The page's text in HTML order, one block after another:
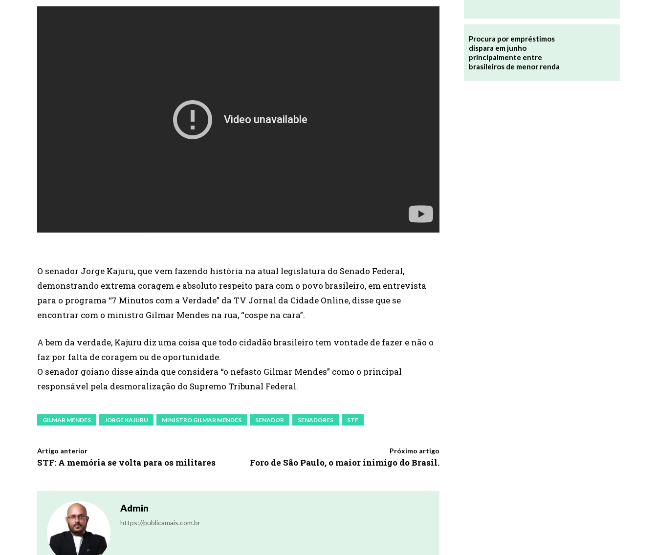
O senador Jorge Kajuru, que vem fazendo história na atual legislatura do Senado Federal,
demonstrando extrema coragem e absoluto respeito para com o povo brasileiro, em entrevista
para o programa “7 Minutos com a Verdade” da TV Jornal da Cidade Online, disse que se
encontrar com o ministro Gilmar Mendes na rua, “cospe na cara”.
A bem da verdade, Kajuru diz uma coisa que todo cidadão brasileiro tem vontade de fazer e não o
faz por falta de coragem ou de oportunidade.
O senador goiano disse ainda que considera “o nefasto Gilmar Mendes” como o principal
responsável pela desmoralização do Supremo Tribunal Federal.
GILMAR MENDES JORGE KAJURU MINISTRO GILMAR MENDES SENADOR SENADORES STF
Artigo anterior
STF: A memória se volta para os militares
Próximo artigo
Foro de São Paulo, o maior inimigo do Brasil.
Admin
https://publicamais.com.br
Procura por empréstimos
dispara em junho
principalmente entre
brasileiros de menor renda